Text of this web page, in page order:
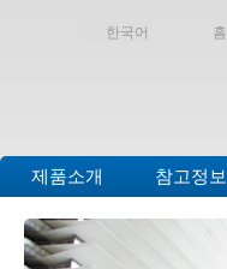
한국어 홈
제품소개 참고정보